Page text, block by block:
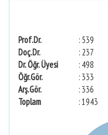
Prof.Dr.
: 539
Doç.Dr.
: 237
Dr. Öğr. Üyesi
: 498
Öğr.Gör.
: 333
Arş.Gör.
: 336
Toplam
: 1943